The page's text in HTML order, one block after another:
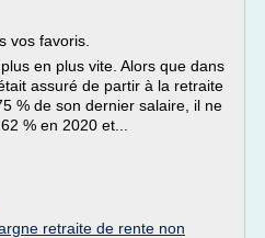
vos favoris.
en plus vite. Alors que dans
assuré de partir à la retraite
% de son dernier salaire, il ne
% en 2020 et...
retraite de rente non